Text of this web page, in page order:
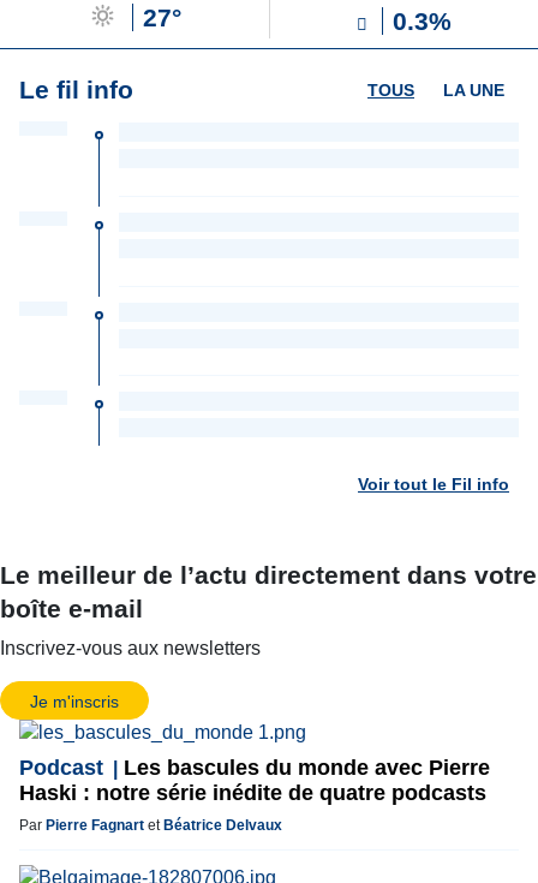
27° 0.3%
Le fil info LA UNE
TOUS
Voir tout le Fil info
Le meilleur de l’actu directement dans votre
boîte e-mail
Inscrivez-vous aux newsletters
Je m'inscris
Podcast
Les bascules du monde avec Pierre
Haski : notre série inédite de quatre podcasts
Par Pierre Fagnart et Béatrice Delvaux